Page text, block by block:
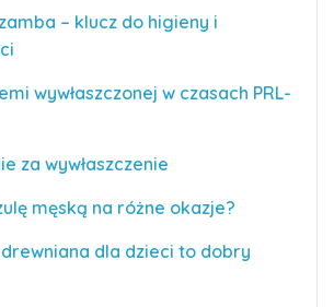
– klucz do higieny i
wywłaszczonej w czasach PRL-
za wywłaszczenie
męską na różne okazje?
dla dzieci to dobry